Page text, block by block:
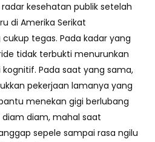
kesehatan publik setelah
di Amerika Serikat
tegas. Pada kadar yang
tidak terbukti menurunkan
Pada saat yang sama,
pekerjaan lamanya yang
menekan gigi berlubang
diam, mahal saat
sepele sampai rasa ngilu